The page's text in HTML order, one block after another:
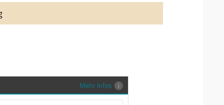
auch richtig in Szene zu setzen,
Trauringe-EFES Tragetasche inkl.
Sendung zu schützen und
Mehr Infos